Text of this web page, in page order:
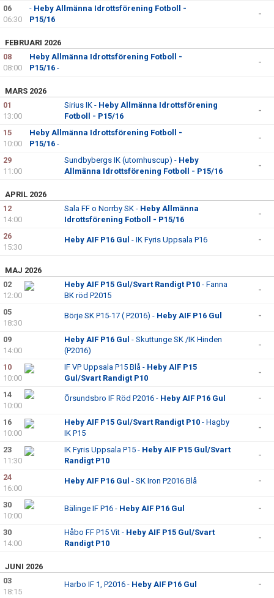
06
06:30
- Heby Allmänna Idrottsförening Fotboll -
P15/16
-
FEBRUARI 2026
08
08:00
Heby Allmänna Idrottsförening Fotboll -
P15/16 -
-
MARS 2026
01
13:00
Sirius IK - Heby Allmänna Idrottsförening
Fotboll - P15/16
-
15
10:00
Heby Allmänna Idrottsförening Fotboll -
P15/16 -
-
29
11:00
Sundbybergs IK (utomhuscup) - Heby
Allmänna Idrottsförening Fotboll - P15/16
-
APRIL 2026
12
14:00
Sala FF o Norrby SK - Heby Allmänna
Idrottsförening Fotboll - P15/16
-
26
15:30
Heby AIF P16 Gul - IK Fyris Uppsala P16 -
MAJ 2026
02
12:00
Heby AIF P15 Gul/Svart Randigt P10 - Fanna
BK röd P2015
-
05
18:30
Börje SK P15-17 ( P2016) - Heby AIF P16 Gul -
09
14:00
Heby AIF P16 Gul - Skuttunge SK /IK Hinden
(P2016)
-
10
10:00
IF VP Uppsala P15 Blå - Heby AIF P15
Gul/Svart Randigt P10
-
14
10:00
Örsundsbro IF Röd P2016 - Heby AIF P16 Gul -
16
10:00
Heby AIF P15 Gul/Svart Randigt P10 - Hagby
IK P15
-
23
11:30
IK Fyris Uppsala P15 - Heby AIF P15 Gul/Svart
Randigt P10
-
24
16:00
Heby AIF P16 Gul - SK Iron P2016 Blå -
30
10:00
Bälinge IF P16 - Heby AIF P16 Gul -
30
14:00
Håbo FF P15 Vit - Heby AIF P15 Gul/Svart
Randigt P10
-
JUNI 2026
03
18:15
Harbo IF 1, P2016 - Heby AIF P16 Gul -